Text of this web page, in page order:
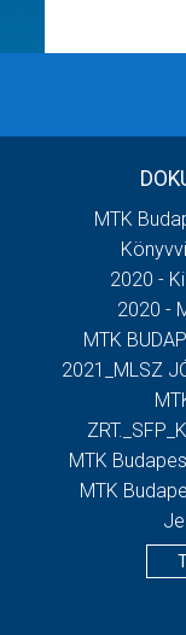
MTK
2020 -
2020 -
MTK
2021_MLSZ
MTK
MTK